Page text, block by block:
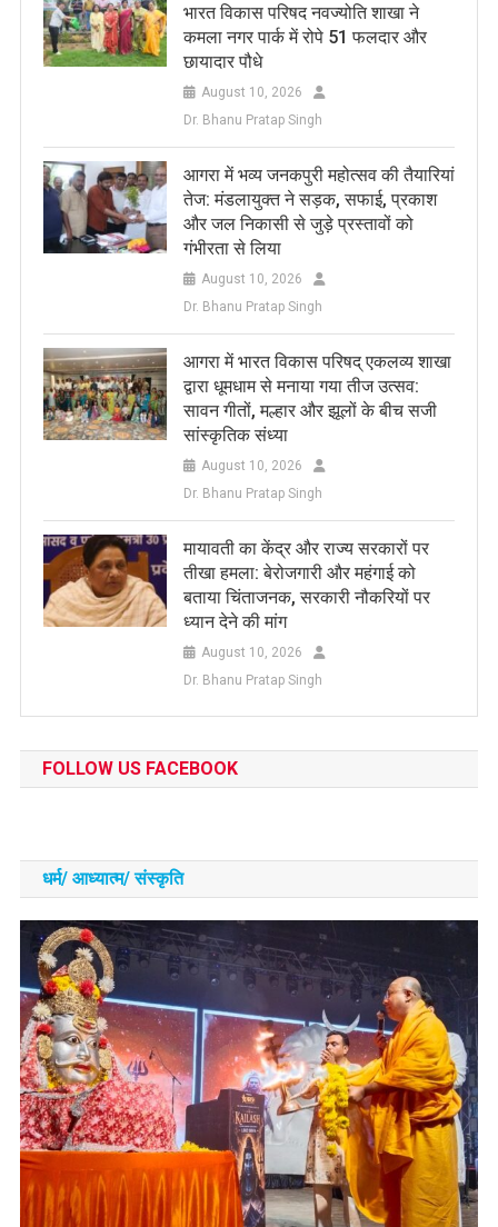
भारत विकास परिषद नवज्योति शाखा ने
कमला नगर पार्क में रोपे 51 फलदार और
छायादार पौधे
August 10, 2026
Dr. Bhanu Pratap Singh
आगरा में भव्य जनकपुरी महोत्सव की तैयारियां
तेज: मंडलायुक्त ने सड़क, सफाई, प्रकाश
और जल निकासी से जुड़े प्रस्तावों को
गंभीरता से लिया
August 10, 2026
Dr. Bhanu Pratap Singh
आगरा में भारत विकास परिषद् एकलव्य शाखा
द्वारा धूमधाम से मनाया गया तीज उत्सव:
सावन गीतों, मल्हार और झूलों के बीच सजी
सांस्कृतिक संध्या
August 10, 2026
Dr. Bhanu Pratap Singh
मायावती का केंद्र और राज्य सरकारों पर
तीखा हमला: बेरोजगारी और महंगाई को
बताया चिंताजनक, सरकारी नौकरियों पर
ध्यान देने की मांग
August 10, 2026
Dr. Bhanu Pratap Singh
FOLLOW US FACEBOOK
धर्म/ आध्‍यात्‍म/ संस्‍कृति